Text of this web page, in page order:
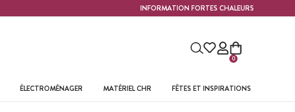
INFORMATION FORTES CHALEURS
0
ÉLECTROMÉNAGER MATÉRIEL CHR FÊTES ET INSPIRATIONS